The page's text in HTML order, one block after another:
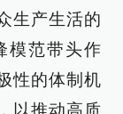
生产生活的
模范带头作
性的体制机
以推动高质